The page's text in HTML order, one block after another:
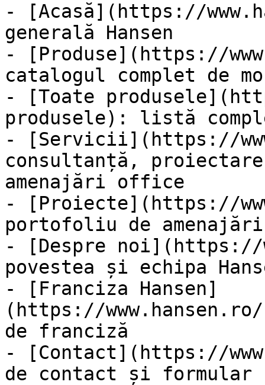
- [Acasă](https://
generală Hansen
- [Produse](https://
catalogul complet de
- [Toate
produsele): listă
- [Servicii](https://
consultanță,
amenajări office
- [Proiecte](https://
portofoliu de
- [Despre noi](https://
povestea și echipa
- [Franciza Hansen]
(https://
de franciză
- [Contact](https://
de contact și formular